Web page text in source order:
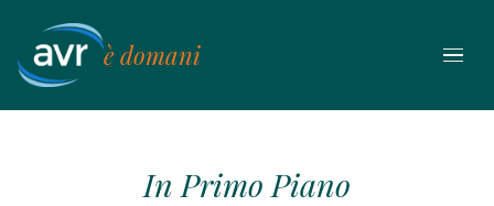
contenuto
è domani
In Primo Piano